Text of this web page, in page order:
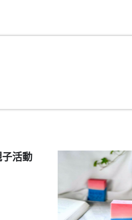
活動